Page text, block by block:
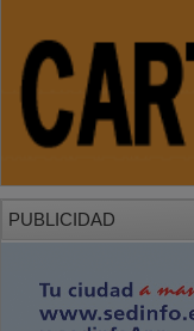
PUBLICIDAD